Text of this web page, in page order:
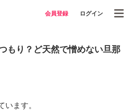
会員登録 ログイン
もり？ど天然で憎めない旦那
います。